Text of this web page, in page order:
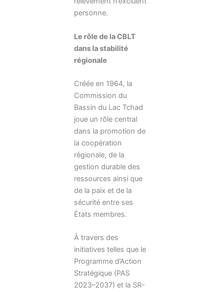
personne.
Le rôle de la CBLT
dans la stabilité
régionale
Créée en 1964, la
Commission du
Bassin du Lac Tchad
joue un rôle central
dans la promotion de
la coopération
régionale, de la
gestion durable des
ressources ainsi que
de la paix et de la
sécurité entre ses
États membres.
À travers des
initiatives telles que le
Programme d’Action
Stratégique (PAS
2023–2037) et la SR-